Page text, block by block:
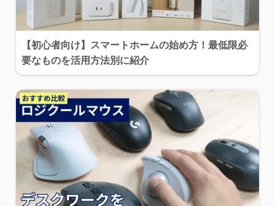
【初心者向け】スマートホームの始め方！最低限必
要なものを活用方法別に紹介